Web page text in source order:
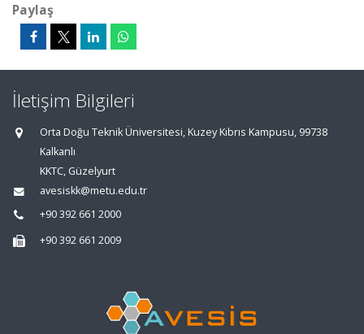
Paylaş
İletişim Bilgileri
Orta Doğu Teknik Üniversitesi, Kuzey Kıbrıs Kampusu, 99738
Kalkanlı
KKTC, Güzelyurt
avesiskk@metu.edu.tr
+90 392 661 2000
+90 392 661 2009